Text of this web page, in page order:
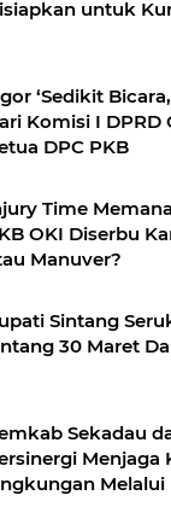
untuk
‘Sedikit
Komisi I DPRD
DPC PKB
Time
OKI Diserbu
Manuver?
Sintang
30 Maret
Sekadau
Menjaga Kelestarian
Melalui